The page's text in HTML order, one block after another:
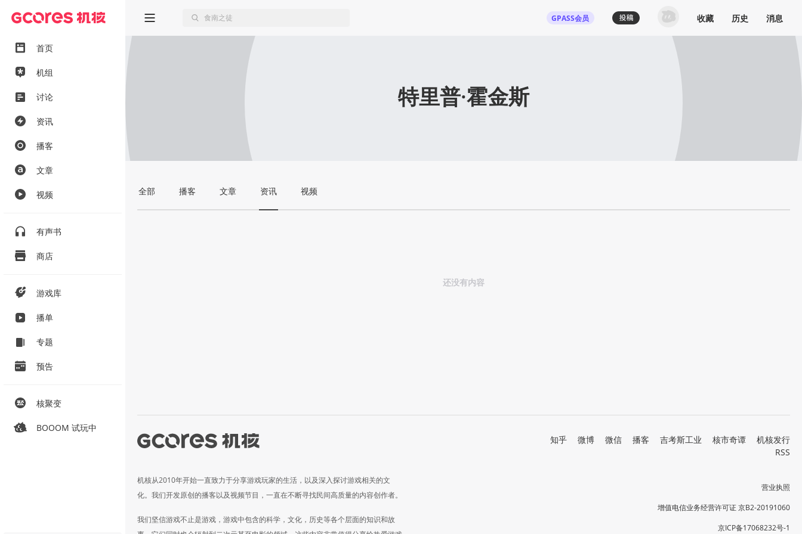
首页
机组
讨论
资讯
播客
文章
视频
有声书
商店
游戏库
播单
专题
预告
核聚变
BOOOM 试玩中
GPASS会员 收藏 历史 消息
特里普·霍金斯
全部 播客 文章 资讯 视频
还没有内容
机核从2010年开始一直致力于分享游戏玩家的生活，以及深入探讨游戏相关的文
化。我们开发原创的播客以及视频节目，一直在不断寻找民间高质量的内容创作者。
我们坚信游戏不止是游戏，游戏中包含的科学，文化，历史等各个层面的知识和故
知乎 微博 微信 播客 吉考斯工业 核市奇谭
机核发行
RSS
营业执照
增值电信业务经营许可证 京B2-20191060
京ICP备17068232号-1